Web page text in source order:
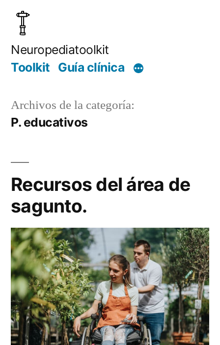
Saltar
contenido
Neuropediatoolkit
Toolkit Guía clínica
Archivos de la categoría:
P. educativos
Recursos del área de
sagunto.